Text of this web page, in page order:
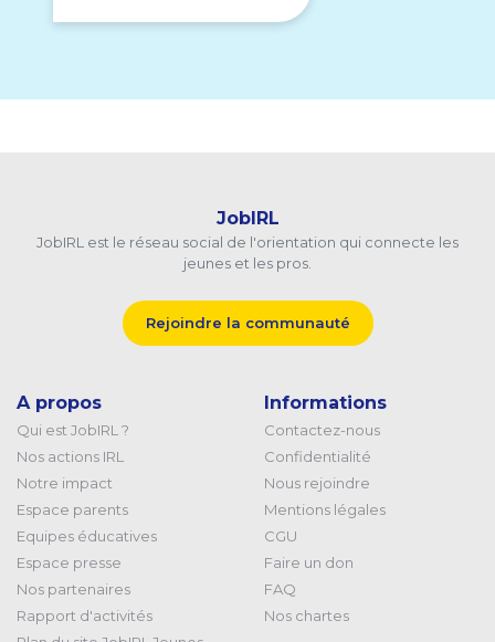
JobIRL
JobIRL est le réseau social de l'orientation qui connecte les
jeunes et les pros.
Rejoindre la communauté
A propos
Qui est JobIRL ?
Nos actions IRL
Notre impact
Espace parents
Equipes éducatives
Espace presse
Nos partenaires
Rapport d'activités
Informations
Contactez-nous
Confidentialité
Nous rejoindre
Mentions légales
CGU
Faire un don
FAQ
Nos chartes